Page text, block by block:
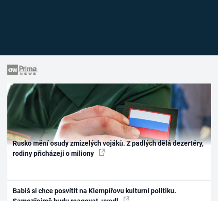
Rusko mění osudy zmizelých vojáků. Z padlých dělá dezertéry,
rodiny přicházejí o miliony
Babiš si chce posvítit na Klempířovu kulturní politiku.